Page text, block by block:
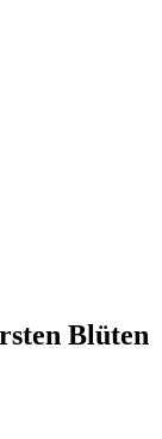
Blüten